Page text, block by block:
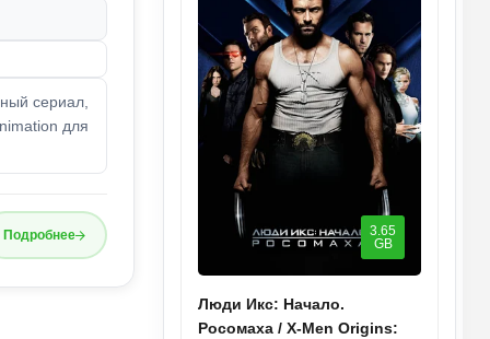
сериал,
для
Подробнее
3.65
GB
Люди Икс: Начало.
Росомаха / X-Men Origins: